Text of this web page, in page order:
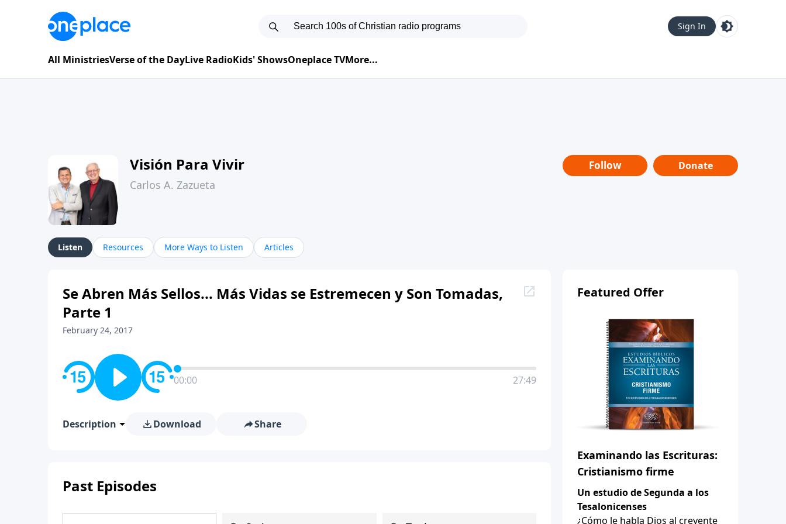
Sign In
All MinistriesVerse of the DayLive RadioKids' ShowsOneplace TVMore...
Visión Para Vivir
Carlos A. Zazueta
Follow Donate
Listen Resources More Ways to Listen Articles
Se Abren Más Sellos... Más Vidas se Estremecen y Son Tomadas,
Parte 1
February 24, 2017
00:00 27:49
Description Download Share
Past Episodes
Featured Offer
Examinando las Escrituras:
Cristianismo firme
Un estudio de Segunda a los
Tesalonicenses
¿Cómo le habla Dios al creyente